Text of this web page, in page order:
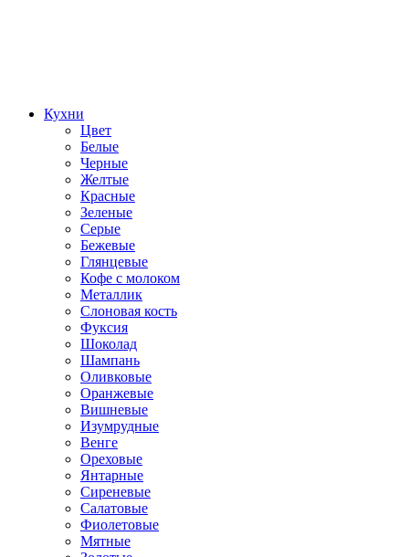
Кухни
Цвет
Белые
Черные
Желтые
Красные
Зеленые
Серые
Бежевые
Глянцевые
Кофе с молоком
Металлик
Слоновая кость
Фуксия
Шоколад
Шампань
Оливковые
Оранжевые
Вишневые
Изумрудные
Венге
Ореховые
Янтарные
Сиреневые
Салатовые
Фиолетовые
Мятные